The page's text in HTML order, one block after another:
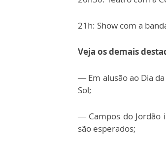
21h: Show com a
Veja os demais
— Em alusão ao Dia
Sol;
— Campos do Jordão
são esperados;